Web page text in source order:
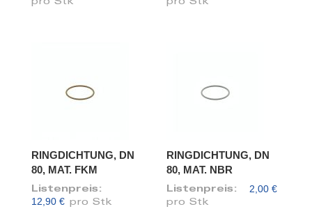
pro Stk pro Stk
RINGDICHTUNG, DN
80, MAT. FKM
Listenpreis:
12,90 € pro Stk
RINGDICHTUNG, DN
80, MAT. NBR
Listenpreis: 2,00 €
pro Stk